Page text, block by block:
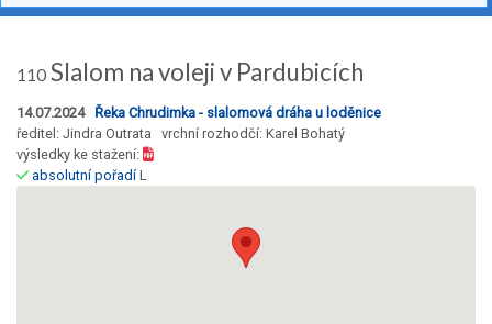
110 Slalom na voleji v Pardubicích
14.07.2024 Řeka Chrudimka - slalomová dráha u loděnice
ředitel: Jindra Outrata vrchní rozhodčí: Karel Bohatý
výsledky ke stažení:
absolutní pořadíL